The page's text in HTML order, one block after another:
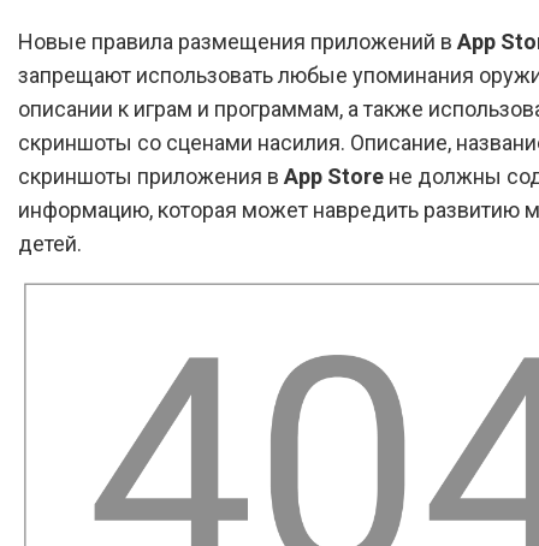
Новые правила размещения приложений в App
запрещают использовать любые упоминания
описании к играм и программам, а также
скриншоты со сценами насилия. Описание,
скриншоты приложения в App Store не должны
информацию, которая может навредить развитию
детей.